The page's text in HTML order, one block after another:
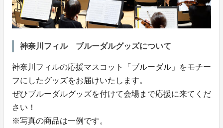
神奈川フィル ブルーダルグッズについて
神奈川フィルの応援マスコット「ブルーダル」をモチー
フにしたグッズをお届けいたします。
ぜひブルーダルグッズを付けて会場まで応援に来てくだ
さい！
※写真の商品は一例です。